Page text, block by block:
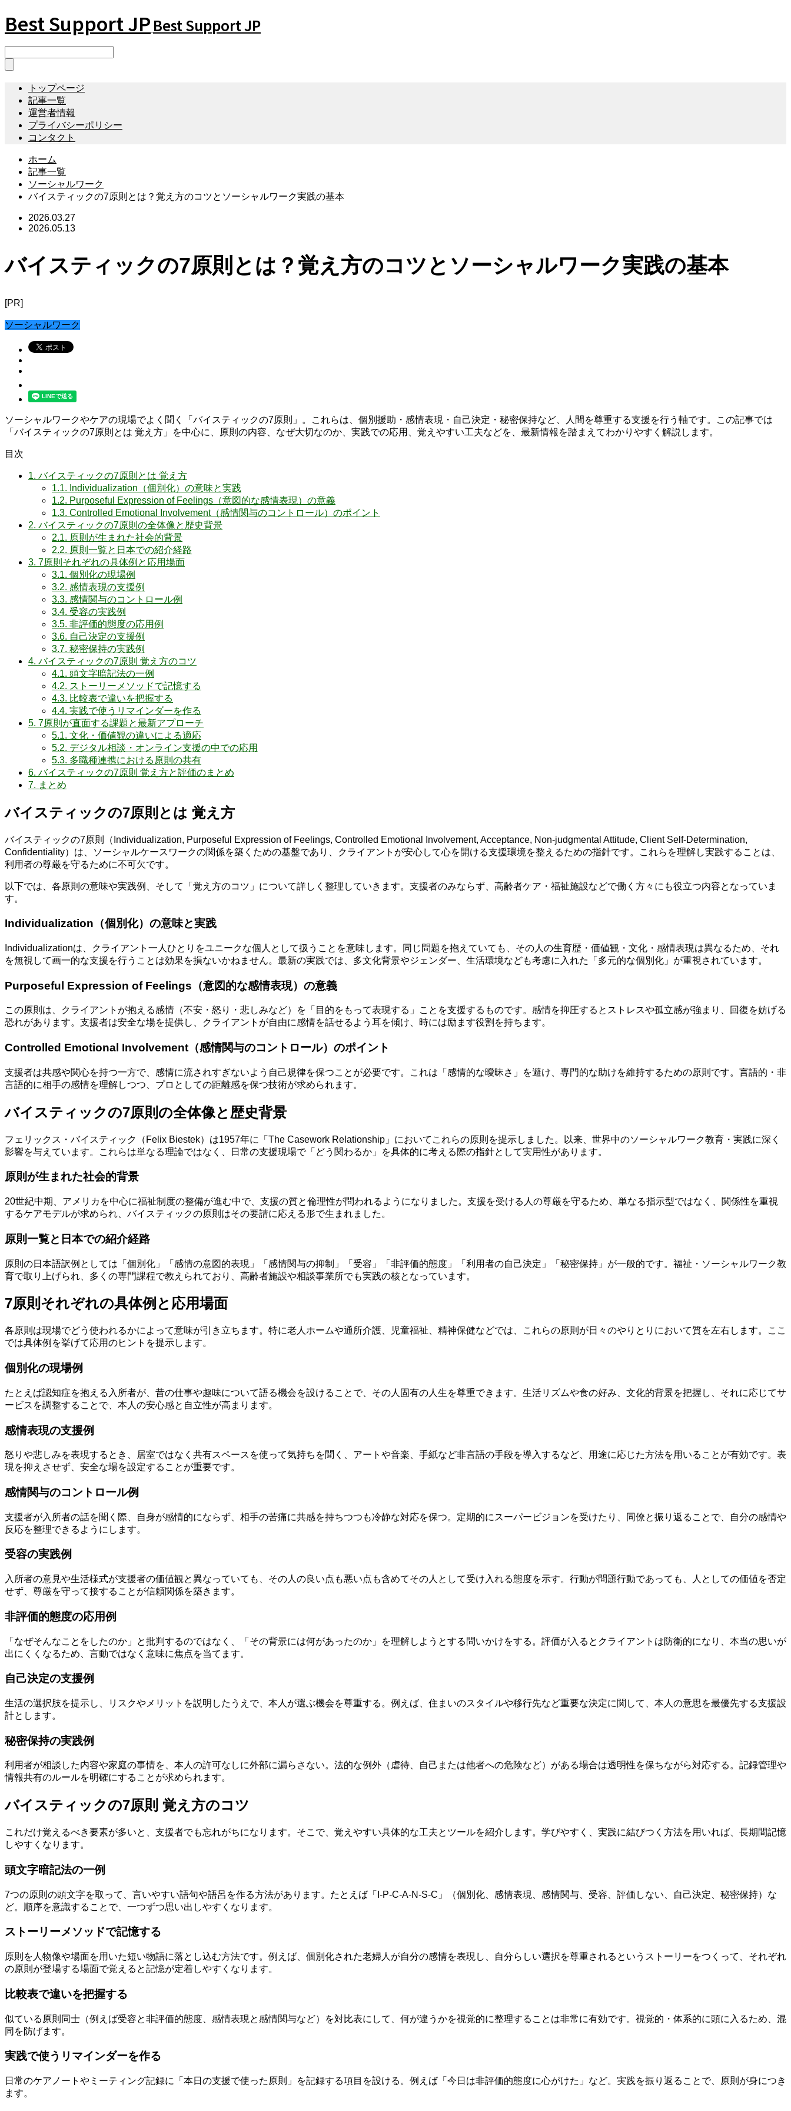
Best Support JP Best Support JP
トップページ
記事一覧
運営者情報
プライバシーポリシー
コンタクト
ホーム
記事一覧
ソーシャルワーク
バイスティックの7原則とは？覚え方のコツとソーシャルワーク実践の基本
2026.03.27
2026.05.13
バイスティックの7原則とは？覚え方のコツとソーシャルワーク実践の基本
[PR]
ソーシャルワーク
ソーシャルワークやケアの現場でよく聞く「バイスティックの7原則」。これらは、個別援助・感情表現・自己決定・秘密保持など、人間を尊重する支援を行う軸です。この記事では
「バイスティックの7原則とは 覚え方」を中心に、原則の内容、なぜ大切なのか、実践での応用、覚えやすい工夫などを、最新情報を踏まえてわかりやすく解説します。
目次
1. バイスティックの7原則とは 覚え方
1.1. Individualization（個別化）の意味と実践
1.2. Purposeful Expression of Feelings（意図的な感情表現）の意義
1.3. Controlled Emotional Involvement（感情関与のコントロール）のポイント
2. バイスティックの7原則の全体像と歴史背景
2.1. 原則が生まれた社会的背景
2.2. 原則一覧と日本での紹介経路
3. 7原則それぞれの具体例と応用場面
3.1. 個別化の現場例
3.2. 感情表現の支援例
3.3. 感情関与のコントロール例
3.4. 受容の実践例
3.5. 非評価的態度の応用例
3.6. 自己決定の支援例
3.7. 秘密保持の実践例
4. バイスティックの7原則 覚え方のコツ
4.1. 頭文字暗記法の一例
4.2. ストーリーメソッドで記憶する
4.3. 比較表で違いを把握する
4.4. 実践で使うリマインダーを作る
5. 7原則が直面する課題と最新アプローチ
5.1. 文化・価値観の違いによる適応
5.2. デジタル相談・オンライン支援の中での応用
5.3. 多職種連携における原則の共有
6. バイスティックの7原則 覚え方と評価のまとめ
7. まとめ
バイスティックの7原則とは 覚え方
バイスティックの7原則（Individualization, Purposeful Expression of Feelings, Controlled Emotional Involvement, Acceptance, Non‐judgmental Attitude, Client Self‐Determination,
Confidentiality）は、ソーシャルケースワークの関係を築くための基盤であり、クライアントが安心して心を開ける支援環境を整えるための指針です。これらを理解し実践することは、
利用者の尊厳を守るために不可欠です。
以下では、各原則の意味や実践例、そして「覚え方のコツ」について詳しく整理していきます。支援者のみならず、高齢者ケア・福祉施設などで働く方々にも役立つ内容となっていま
す。
Individualization（個別化）の意味と実践
Individualizationは、クライアント一人ひとりをユニークな個人として扱うことを意味します。同じ問題を抱えていても、その人の生育歴・価値観・文化・感情表現は異なるため、それ
を無視して画一的な支援を行うことは効果を損ないかねません。最新の実践では、多文化背景やジェンダー、生活環境なども考慮に入れた「多元的な個別化」が重視されています。
Purposeful Expression of Feelings（意図的な感情表現）の意義
この原則は、クライアントが抱える感情（不安・怒り・悲しみなど）を「目的をもって表現する」ことを支援するものです。感情を抑圧するとストレスや孤立感が強まり、回復を妨げる
恐れがあります。支援者は安全な場を提供し、クライアントが自由に感情を話せるよう耳を傾け、時には励ます役割を持ちます。
Controlled Emotional Involvement（感情関与のコントロール）のポイント
支援者は共感や関心を持つ一方で、感情に流されすぎないよう自己規律を保つことが必要です。これは「感情的な曖昧さ」を避け、専門的な助けを維持するための原則です。言語的・非
言語的に相手の感情を理解しつつ、プロとしての距離感を保つ技術が求められます。
バイスティックの7原則の全体像と歴史背景
フェリックス・バイスティック（Felix Biestek）は1957年に「The Casework Relationship」においてこれらの原則を提示しました。以来、世界中のソーシャルワーク教育・実践に深く
影響を与えています。これらは単なる理論ではなく、日常の支援現場で「どう関わるか」を具体的に考える際の指針として実用性があります。
原則が生まれた社会的背景
20世紀中期、アメリカを中心に福祉制度の整備が進む中で、支援の質と倫理性が問われるようになりました。支援を受ける人の尊厳を守るため、単なる指示型ではなく、関係性を重視
するケアモデルが求められ、バイスティックの原則はその要請に応える形で生まれました。
原則一覧と日本での紹介経路
原則の日本語訳例としては「個別化」「感情の意図的表現」「感情関与の抑制」「受容」「非評価的態度」「利用者の自己決定」「秘密保持」が一般的です。福祉・ソーシャルワーク教
育で取り上げられ、多くの専門課程で教えられており、高齢者施設や相談事業所でも実践の核となっています。
7原則それぞれの具体例と応用場面
各原則は現場でどう使われるかによって意味が引き立ちます。特に老人ホームや通所介護、児童福祉、精神保健などでは、これらの原則が日々のやりとりにおいて質を左右します。ここ
では具体例を挙げて応用のヒントを提示します。
個別化の現場例
たとえば認知症を抱える入所者が、昔の仕事や趣味について語る機会を設けることで、その人固有の人生を尊重できます。生活リズムや食の好み、文化的背景を把握し、それに応じてサ
ービスを調整することで、本人の安心感と自立性が高まります。
感情表現の支援例
怒りや悲しみを表現するとき、居室ではなく共有スペースを使って気持ちを聞く、アートや音楽、手紙など非言語の手段を導入するなど、用途に応じた方法を用いることが有効です。表
現を抑えさせず、安全な場を設定することが重要です。
感情関与のコントロール例
支援者が入所者の話を聞く際、自身が感情的にならず、相手の苦痛に共感を持ちつつも冷静な対応を保つ。定期的にスーパービジョンを受けたり、同僚と振り返ることで、自分の感情や
反応を整理できるようにします。
受容の実践例
入所者の意見や生活様式が支援者の価値観と異なっていても、その人の良い点も悪い点も含めてその人として受け入れる態度を示す。行動が問題行動であっても、人としての価値を否定
せず、尊厳を守って接することが信頼関係を築きます。
非評価的態度の応用例
「なぜそんなことをしたのか」と批判するのではなく、「その背景には何があったのか」を理解しようとする問いかけをする。評価が入るとクライアントは防衛的になり、本当の思いが
出にくくなるため、言動ではなく意味に焦点を当てます。
自己決定の支援例
生活の選択肢を提示し、リスクやメリットを説明したうえで、本人が選ぶ機会を尊重する。例えば、住まいのスタイルや移行先など重要な決定に関して、本人の意思を最優先する支援設
計とします。
秘密保持の実践例
利用者が相談した内容や家庭の事情を、本人の許可なしに外部に漏らさない。法的な例外（虐待、自己または他者への危険など）がある場合は透明性を保ちながら対応する。記録管理や
情報共有のルールを明確にすることが求められます。
バイスティックの7原則 覚え方のコツ
これだけ覚えるべき要素が多いと、支援者でも忘れがちになります。そこで、覚えやすい具体的な工夫とツールを紹介します。学びやすく、実践に結びつく方法を用いれば、長期間記憶
しやすくなります。
頭文字暗記法の一例
7つの原則の頭文字を取って、言いやすい語句や語呂を作る方法があります。たとえば「I‐P‐C‐A‐N‐S‐C」（個別化、感情表現、感情関与、受容、評価しない、自己決定、秘密保持）な
ど。順序を意識することで、一つずつ思い出しやすくなります。
ストーリーメソッドで記憶する
原則を人物像や場面を用いた短い物語に落とし込む方法です。例えば、個別化された老婦人が自分の感情を表現し、自分らしい選択を尊重されるというストーリーをつくって、それぞれ
の原則が登場する場面で覚えると記憶が定着しやすくなります。
比較表で違いを把握する
似ている原則同士（例えば受容と非評価的態度、感情表現と感情関与など）を対比表にして、何が違うかを視覚的に整理することは非常に有効です。視覚的・体系的に頭に入るため、混
同を防げます。
実践で使うリマインダーを作る
日常のケアノートやミーティング記録に「本日の支援で使った原則」を記録する項目を設ける。例えば「今日は非評価的態度に心がけた」など。実践を振り返ることで、原則が身につき
ます。